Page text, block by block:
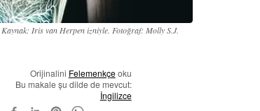
Kaynak: Iris van Herpen izniyle. Fotoğraf: Molly S.J.
Orijinalini Felemenkçeoku
Bu makale şu dilde de mevcut:
İngilizce